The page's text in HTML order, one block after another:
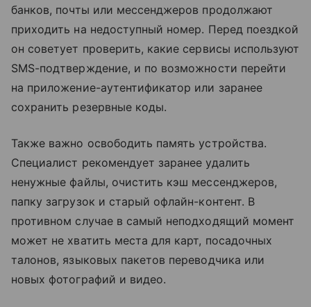
банков, почты или мессенджеров продолжают
приходить на недоступный номер. Перед поездкой
он советует проверить, какие сервисы используют
SMS-подтверждение, и по возможности перейти
на приложение-аутентификатор или заранее
сохранить резервные коды.
Также важно освободить память устройства.
Специалист рекомендует заранее удалить
ненужные файлы, очистить кэш мессенджеров,
папку загрузок и старый офлайн-контент. В
противном случае в самый неподходящий момент
может не хватить места для карт, посадочных
талонов, языковых пакетов переводчика или
новых фотографий и видео.